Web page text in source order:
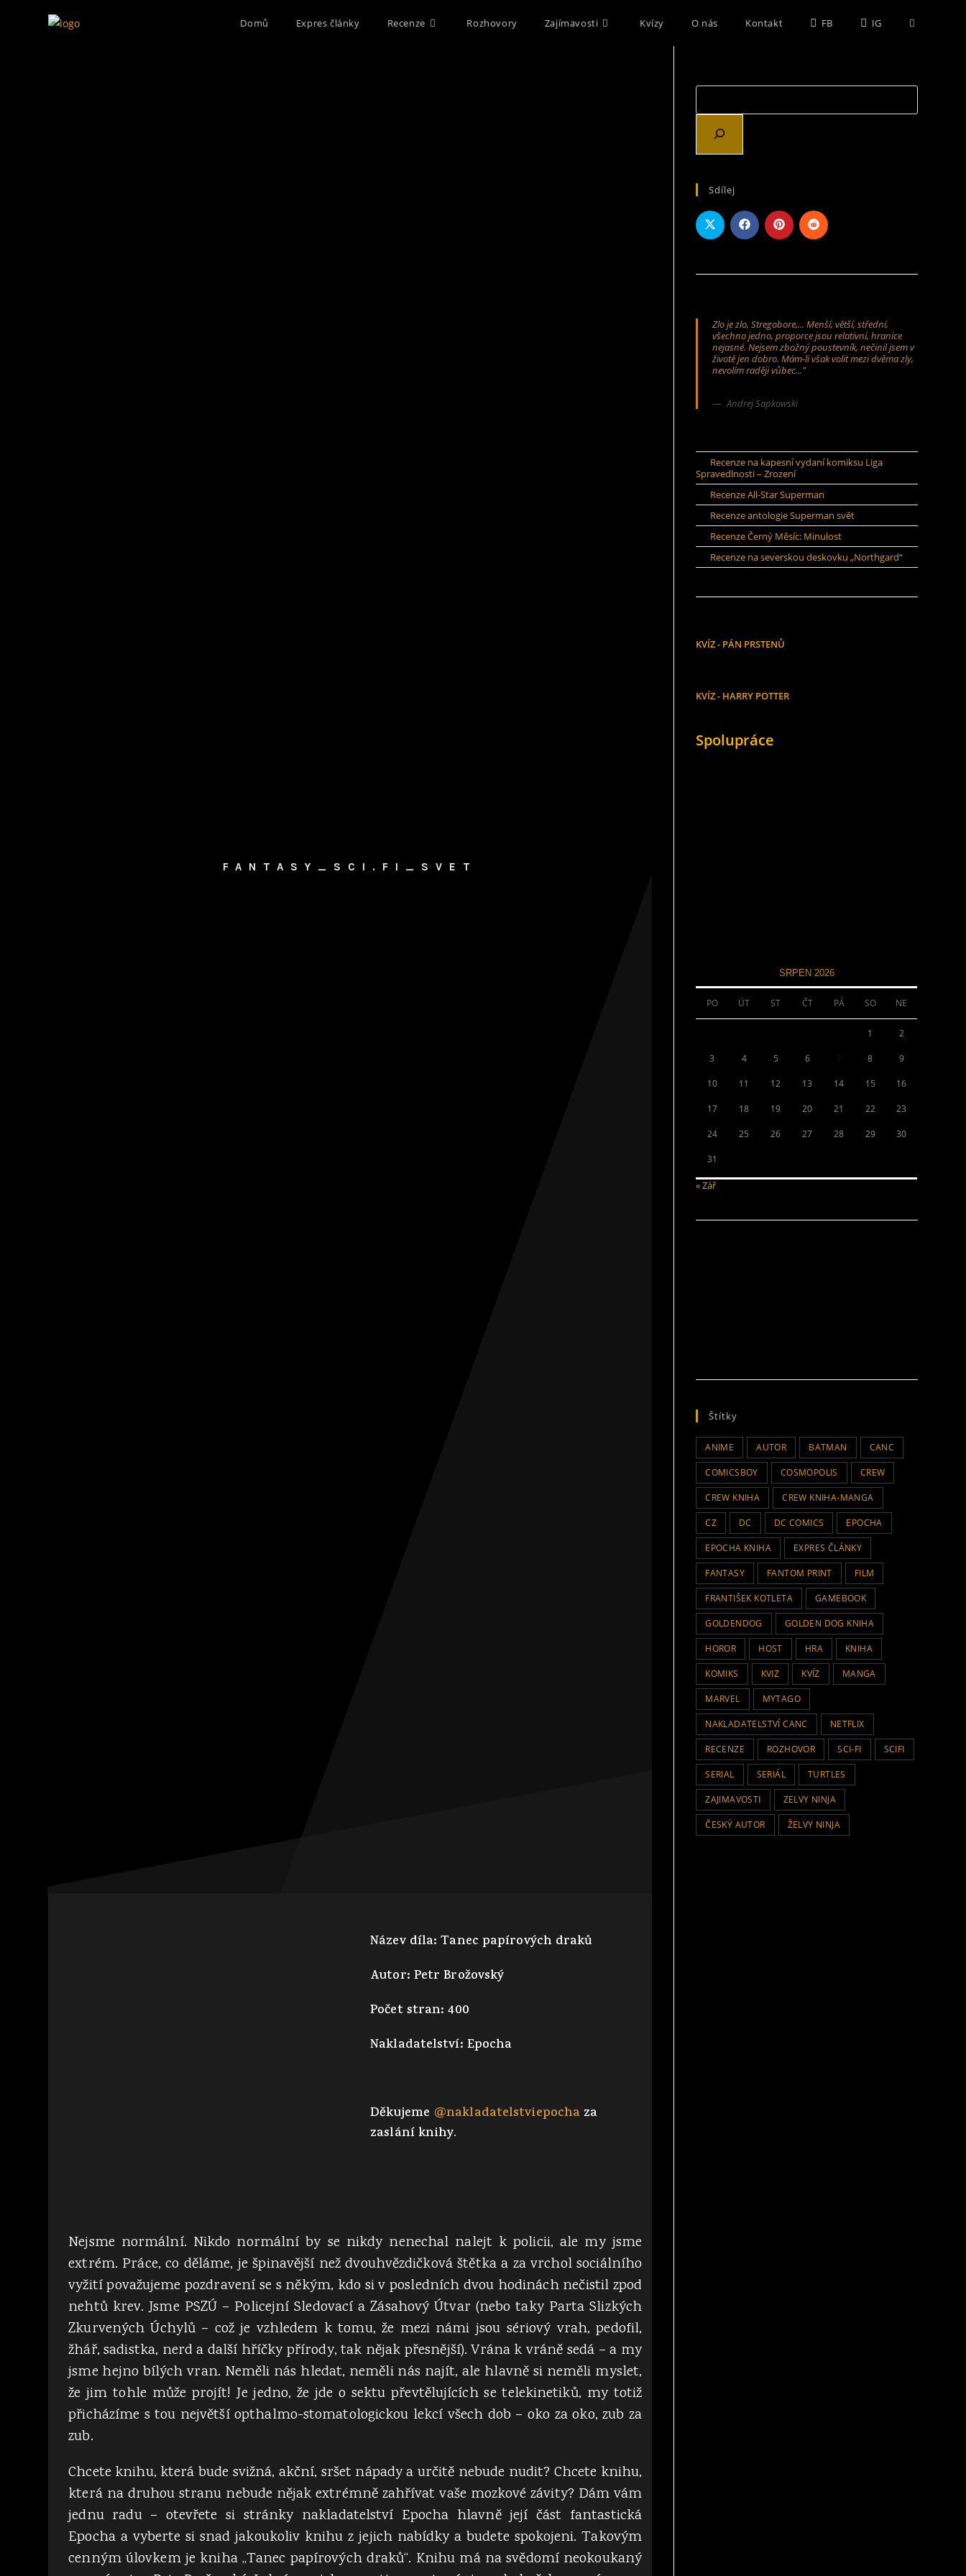
Domů Expres články Recenze Rozhovory Zajímavosti Kvízy O nás Kontakt FB IG
FANTASY_SCI.FI_SVET
Název díla: Tanec papírových draků
Autor: Petr Brožovský
Počet stran: 400
Nakladatelství: Epocha
Děkujeme @nakladatelstviepocha za
zaslání knihy.
Nejsme normální. Nikdo normální by se nikdy nenechal nalejt k policii, ale my jsme
extrém. Práce, co děláme, je špinavější než dvouhvězdičková štětka a za vrchol sociálního
vyžití považujeme pozdravení se s někým, kdo si v posledních dvou hodinách nečistil zpod
nehtů krev. Jsme PSZÚ – Policejní Sledovací a Zásahový Útvar (nebo taky Parta Slizkých
Zkurvených Úchylů – což je vzhledem k tomu, že mezi námi jsou sériový vrah, pedofil,
žhář, sadistka, nerd a další hříčky přírody, tak nějak přesnější). Vrána k vráně sedá – a my
jsme hejno bílých vran. Neměli nás hledat, neměli nás najít, ale hlavně si neměli myslet,
že jim tohle může projít! Je jedno, že jde o sektu převtělujících se telekinetiků, my totiž
přicházíme s tou největší opthalmo-stomatologickou lekcí všech dob – oko za oko, zub za
zub.
Chcete knihu, která bude svižná, akční, sršet nápady a určitě nebude nudit? Chcete knihu,
která na druhou stranu nebude nějak extrémně zahřívat vaše mozkové závity? Dám vám
jednu radu – otevřete si stránky nakladatelství Epocha hlavně její část fantastická
Epocha a vyberte si snad jakoukoliv knihu z jejich nabídky a budete spokojeni. Takovým
cenným úlovkem je kniha „Tanec papírových draků“. Knihu má na svědomí neokoukaný
Sdílej
Zlo je zlo, Stregobore,... Menší, větší, střední,
všechno jedno, proporce jsou relativní, hranice
nejasné. Nejsem zbožný poustevník, nečinil jsem v
životě jen dobro. Mám-li však volit mezi dvěma zly,
nevolím raději vůbec..."
Andrej Sapkowski
Recenze na kapesní vydaní komiksu Liga
Spravedlnosti – Zrození
Recenze All-Star Superman
Recenze antologie Superman svět
Recenze Černý Měsíc: Minulost
Recenze na severskou deskovku „Northgard“
KVÍZ - PÁN PRSTENŮ
KVÍZ - HARRY POTTER
Spolupráce
SRPEN 2026
PO ÚT ST ČT PÁ SO NE
1 2
3 4 5 6 8 9
10 11 12 13 14 15 16
17 18 19 20 21 22 23
24 25 26 27 28 29 30
31
« Zář
Štítky
ANIME AUTOR BATMAN CANC
COMICSBOY COSMOPOLIS CREW
CREW KNIHA CREW KNIHA-MANGA
CZ DC DC COMICS EPOCHA
EPOCHA KNIHA EXPRES ČLÁNKY
FANTASY FANTOM PRINT FILM
FRANTIŠEK KOTLETA GAMEBOOK
GOLDENDOG GOLDEN DOG KNIHA
HOROR HOST HRA KNIHA
KOMIKS KVIZ KVÍZ MANGA
MARVEL MYTAGO
NAKLADATELSTVÍ CANC NETFLIX
RECENZE ROZHOVOR SCI-FI SCIFI
SERIAL SERIÁL TURTLES
ZAJIMAVOSTI ZELVY NINJA
ČESKÝ AUTOR ŽELVY NINJA